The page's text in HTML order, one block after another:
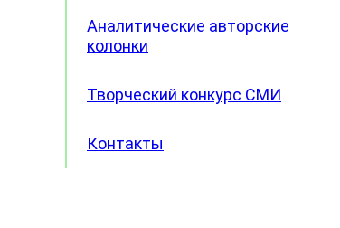
Аналитические авторские
колонки
Творческий конкурс СМИ
Контакты